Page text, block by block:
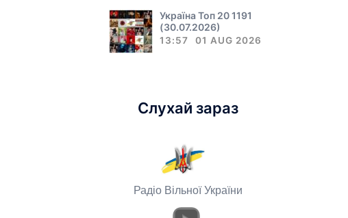
Україна Топ 20 1191
(30.07.2026)
13:57 01 AUG 2026
Слухай зараз
Радіо Вільної України